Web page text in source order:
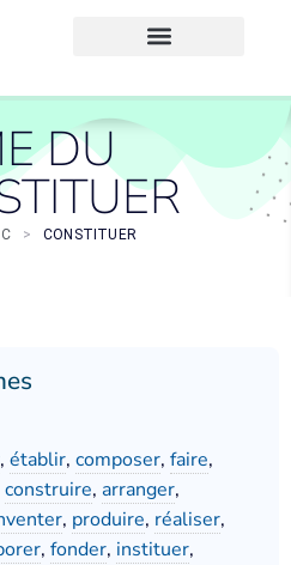
DU
> CONSTITUER
, établir, composer, faire,
construire, arranger,
, produire, réaliser,
, fonder, instituer,